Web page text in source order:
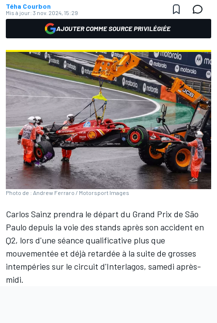
Téha Courbon
Mis à jour: 3 nov. 2024, 15:29
AJOUTER COMME SOURCE PRIVILÉGIÉE
Photo de : Andrew Ferraro / Motorsport Images
Carlos Sainz prendra le départ du Grand Prix de São
Paulo depuis la voie des stands après son accident en
Q2, lors d'une séance qualificative plus que
mouvementée et déjà retardée à la suite de grosses
intempéries sur le circuit d'Interlagos, samedi après-
midi.